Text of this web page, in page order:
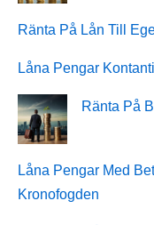
Ränta På Lån Till
Låna Pengar
Ränta På
Låna Pengar Med
Kronofogden